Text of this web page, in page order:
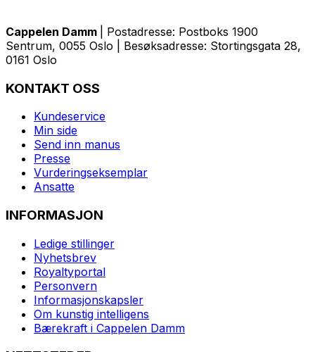
Cappelen Damm
| Postadresse: Postboks 1900
Sentrum, 0055 Oslo | Besøksadresse: Stortingsgata 28,
0161 Oslo
KONTAKT OSS
Kundeservice
Min side
Send inn manus
Presse
Vurderingseksemplar
Ansatte
INFORMASJON
Ledige stillinger
Nyhetsbrev
Royaltyportal
Personvern
Informasjonskapsler
Om kunstig intelligens
Bærekraft i Cappelen Damm